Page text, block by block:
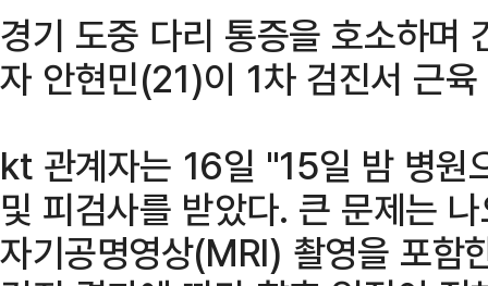
경기 도중 다리 통증을 호소하며
자 안현민(21)이 1차 검진서 근
kt 관계자는 16일 "15일 밤 병원
및 피검사를 받았다. 큰 문제는
자기공명영상(MRI) 촬영을 포함